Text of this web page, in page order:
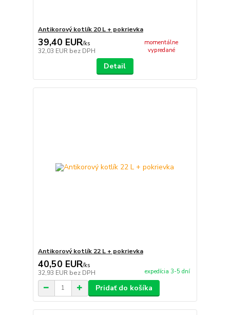
Antikorový kotlík 20 L + pokrievka
39,40 EUR/ks
32,03 EUR bez DPH
momentálne
vypredané
Detail
Antikorový kotlík 22 L + pokrievka
40,50 EUR/ks
32,93 EUR bez DPH expedícia 3-5 dní
Pridať do košíka